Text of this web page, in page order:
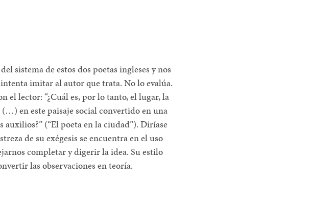
sistema de estos dos poetas ingleses y nos
imitar al autor que trata. No lo evalúa.
el lector: “¿Cuál es, por lo tanto, el lugar, la
en este paisaje social convertido en una
(“El poeta en la ciudad”). Diríase
de su exégesis se encuentra en el uso
completar y digerir la idea. Su estilo
las observaciones en teoría.